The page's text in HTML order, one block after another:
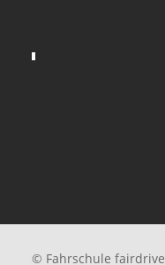
© Fahrschule fairdrive